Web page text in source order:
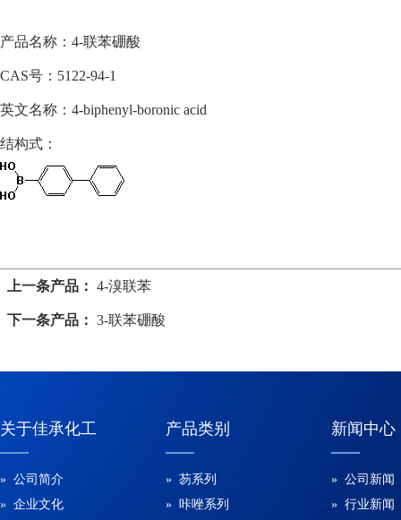
产品名称：4-联苯硼酸
CAS号：5122-94-1
英文名称：4-biphenyl-boronic acid
结构式：
上一条产品： 4-溴联苯
下一条产品： 3-联苯硼酸
关于佳承化工
» 公司简介
» 企业文化
产品类别
» 芴系列
» 咔唑系列
新闻中心
» 公司新闻
» 行业新闻